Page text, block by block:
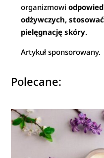
organizmowi
odżywczych,
pielęgnację skóry.
Artykuł sponsorowany.
Polecane: